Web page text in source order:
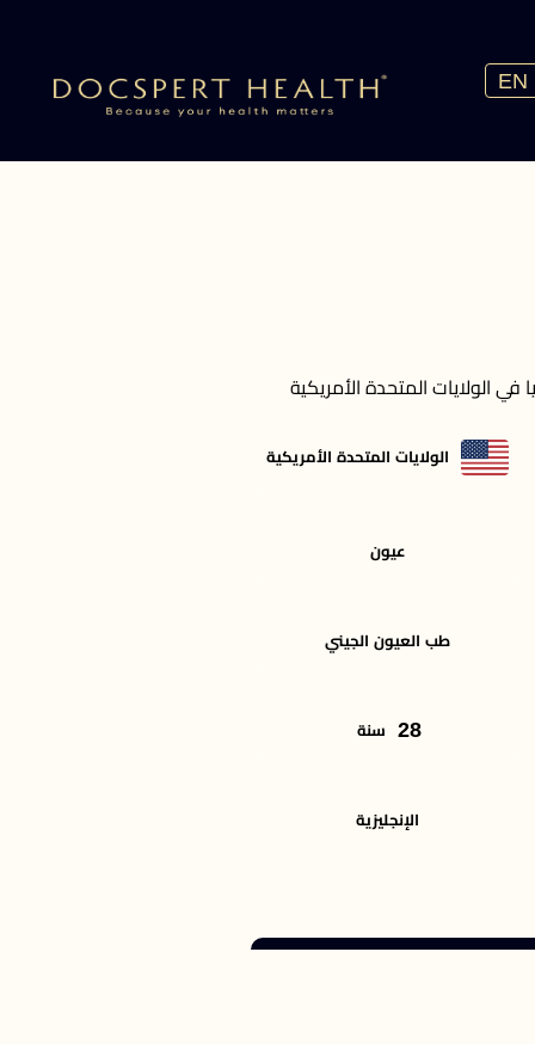
EN
الولايات المتحدة الأمريكية
الولايات المتحدة الأمريكية
عيون
طب العيون الجيني
28 سنة
الإنجليزية